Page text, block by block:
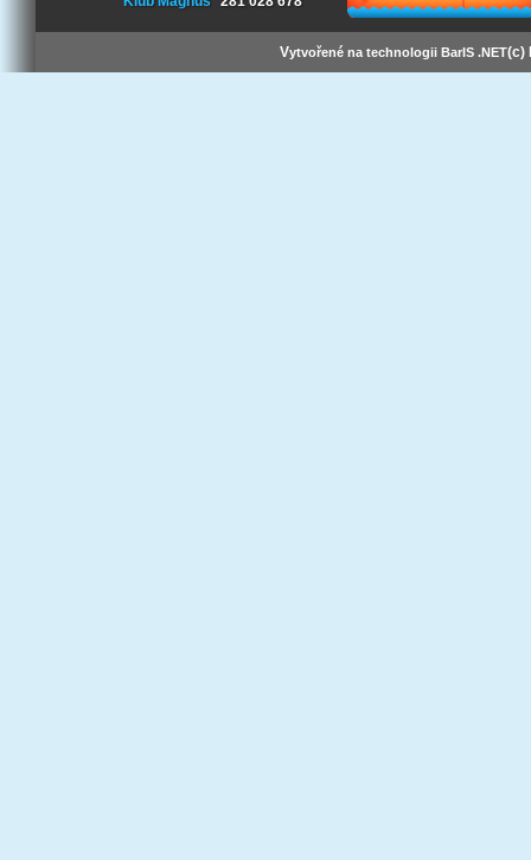
Vytvořené na technologii BarIS .NET(c)